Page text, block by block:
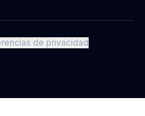
de privacidad